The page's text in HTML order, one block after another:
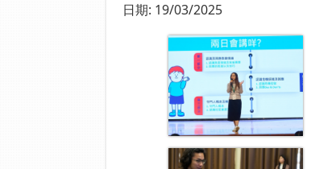
日期: 19/03/2025